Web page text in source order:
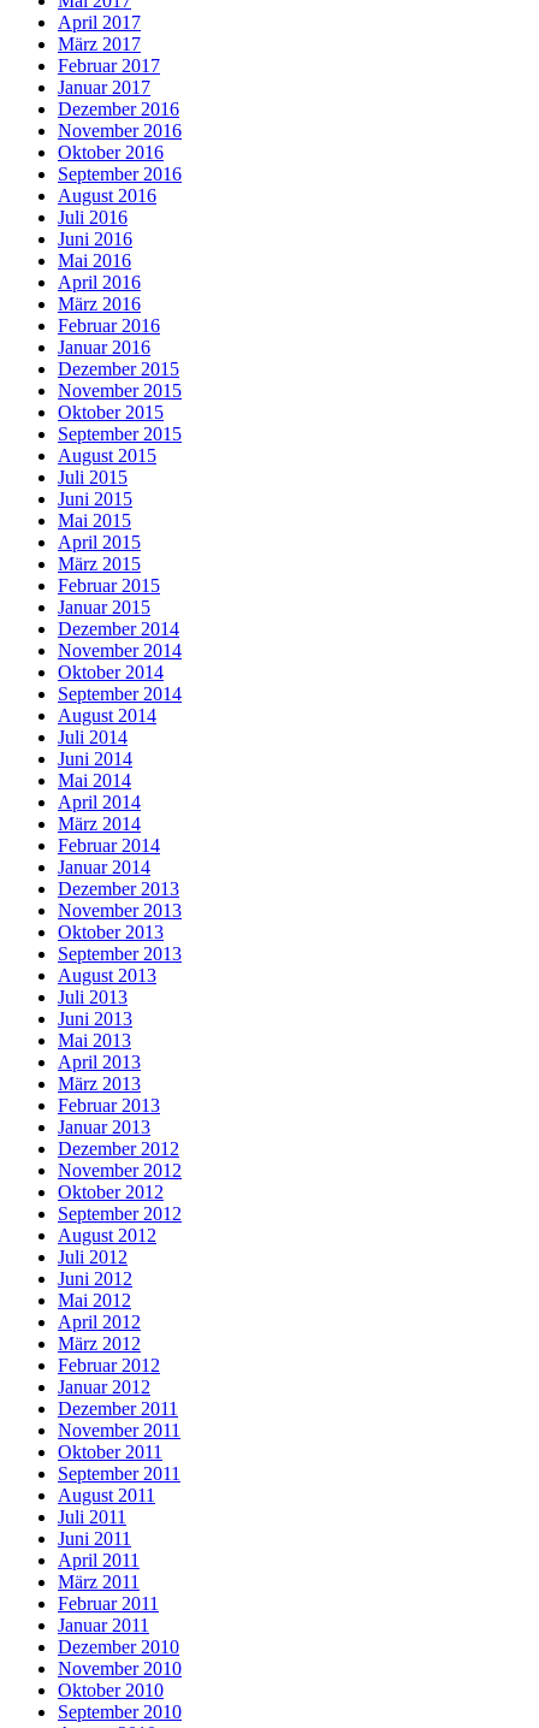
April 2017
März 2017
Februar 2017
Januar 2017
Dezember 2016
November 2016
Oktober 2016
September 2016
August 2016
Juli 2016
Juni 2016
Mai 2016
April 2016
März 2016
Februar 2016
Januar 2016
Dezember 2015
November 2015
Oktober 2015
September 2015
August 2015
Juli 2015
Juni 2015
Mai 2015
April 2015
März 2015
Februar 2015
Januar 2015
Dezember 2014
November 2014
Oktober 2014
September 2014
August 2014
Juli 2014
Juni 2014
Mai 2014
April 2014
März 2014
Februar 2014
Januar 2014
Dezember 2013
November 2013
Oktober 2013
September 2013
August 2013
Juli 2013
Juni 2013
Mai 2013
April 2013
März 2013
Februar 2013
Januar 2013
Dezember 2012
November 2012
Oktober 2012
September 2012
August 2012
Juli 2012
Juni 2012
Mai 2012
April 2012
März 2012
Februar 2012
Januar 2012
Dezember 2011
November 2011
Oktober 2011
September 2011
August 2011
Juli 2011
Juni 2011
April 2011
März 2011
Februar 2011
Januar 2011
Dezember 2010
November 2010
Oktober 2010
September 2010